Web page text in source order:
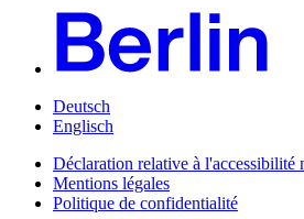
Deutsch
Englisch
Déclaration relative à l'accessibilité
Mentions légales
Politique de confidentialité